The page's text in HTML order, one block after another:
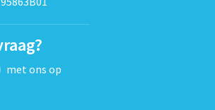
met ons op